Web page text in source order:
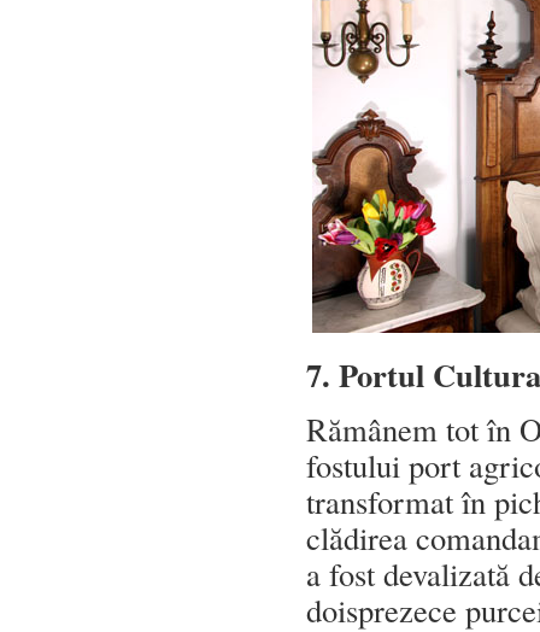
7. Portul
Rămânem tot în
fostului port
transformat în
clădirea
a fost devalizată
doisprezece